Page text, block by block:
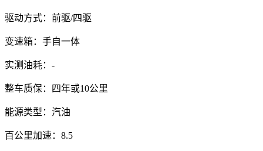
驱动方式： 前驱/四驱
变速箱： 手自一体
实测油耗： -
整车质保： 四年或10公里
能源类型： 汽油
百公里加速： 8.5